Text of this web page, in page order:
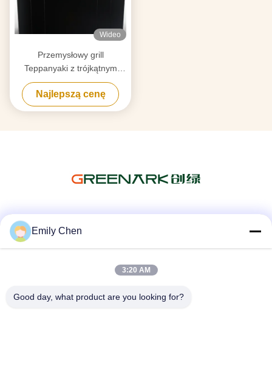
Wideo
Przemysłowy grill
Teppanyaki z trójkątnym
przepływem powietrza
Najlepszą cenę
Media społecznościowe
Emily Chen
3:20 AM
Good day, what product are you looking for?